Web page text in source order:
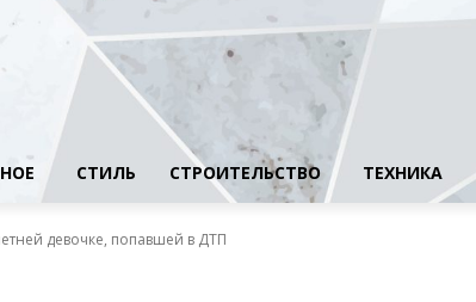
СТИЛЬ СТРОИТЕЛЬСТВО ТЕХНИКА
девочке, попавшей в ДТП